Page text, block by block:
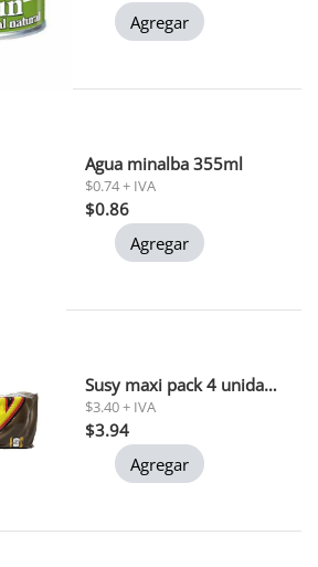
Agregar
Agua minalba 355ml
$0.74 + IVA
$0.86
Agregar
Susy maxi pack 4 unidades 50gr c/u
$3.40 + IVA
$3.94
Agregar